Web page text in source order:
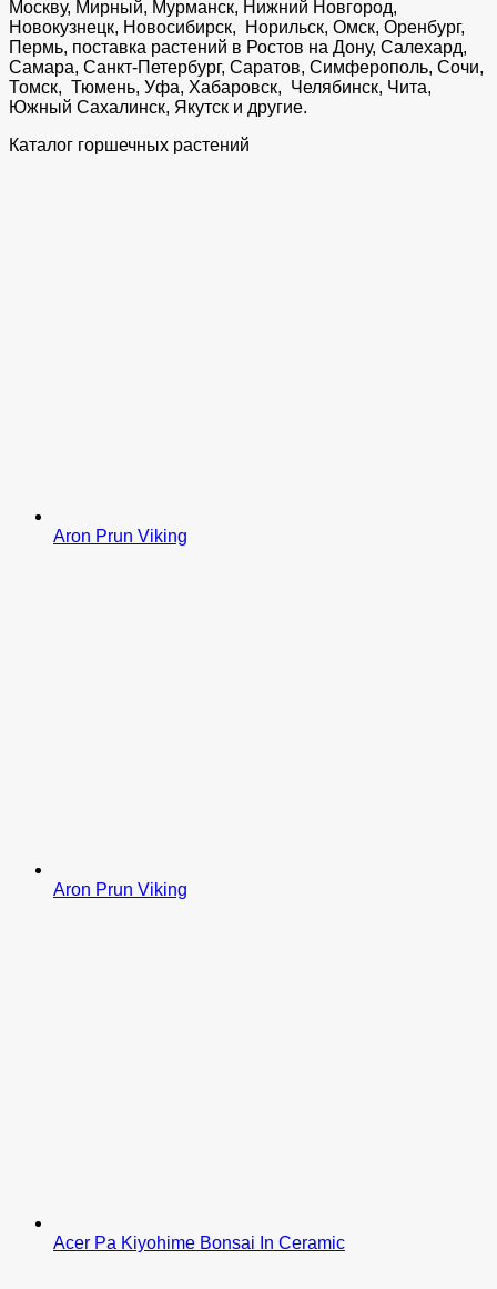
Москву, Мирный, Мурманск, Нижний Новгород,
Новокузнецк, Новосибирск, Норильск, Омск, Оренбург,
Пермь, поставка растений в Ростов на Дону, Салехард,
Самара, Санкт-Петербург, Саратов, Симферополь, Сочи,
Томск, Тюмень, Уфа, Хабаровск, Челябинск, Чита,
Южный Сахалинск, Якутск и другие.
Каталог горшечных растений
Aron Prun Viking
Aron Prun Viking
Acer Pa Kiyohime Bonsai In Ceramic